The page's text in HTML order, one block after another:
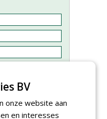
BV
onze website aan
en interesses